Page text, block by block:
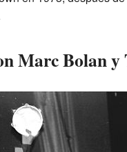
Marc Bolan y